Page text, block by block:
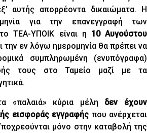
αυτής απορρέοντα δικαιώματα. Η
για την επανεγγραφή των
ΤΕΑ-ΥΠΟΙΚ είναι η 10 Αυγούστου
την εν λόγω ημερομηνία θα πρέπει να
συμπληρωμένη (ενυπόγραφα)
τους στο Ταμείο μαζί με τα
«παλαιά» κύρια μέλη δεν έχουν
εισφοράς εγγραφής που ανέρχεται
μόνο στην καταβολή της